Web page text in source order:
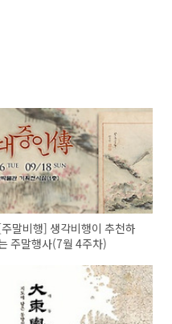
말비행] 생각비행이 추천하
주말행사(7월 4주차)